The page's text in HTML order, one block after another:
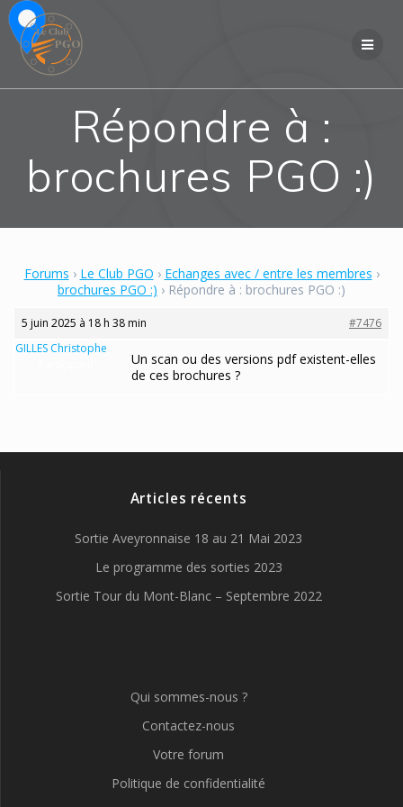
Répondre à :
brochures PGO :)
Forums › Le Club PGO › Echanges avec / entre les membres ›
brochures PGO :) › Répondre à : brochures PGO :)
5 juin 2025 à 18 h 38 min
#7476
GILLES Christophe
Un scan ou des versions pdf existent-elles
de ces brochures ?
Articles récents
Sortie Aveyronnaise 18 au 21 Mai 2023
Le programme des sorties 2023
Sortie Tour du Mont-Blanc – Septembre 2022
Qui sommes-nous ?
Contactez-nous
Votre forum
Politique de confidentialité